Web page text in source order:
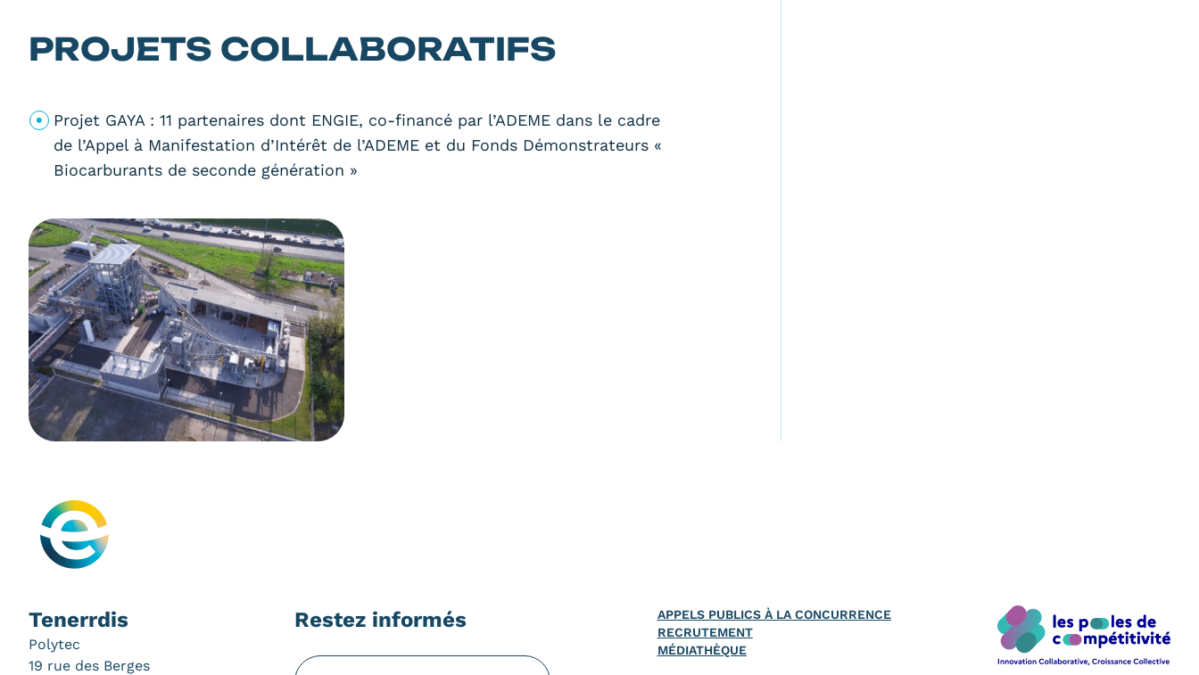
PROJETS COLLABORATIFS
Projet GAYA : 11 partenaires dont ENGIE, co-financé par l’ADEME dans le cadre
de l’Appel à Manifestation d’Intérêt de l’ADEME et du Fonds Démonstrateurs «
Biocarburants de seconde génération »
Tenerrdis
Polytec
19 rue des Berges
Restez informés
APPELS PUBLICS À LA CONCURRENCE
RECRUTEMENT
MÉDIATHÈQUE